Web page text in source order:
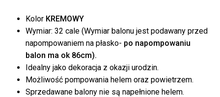
Kolor KREMOWY
Wymiar: 32 cale (Wymiar balonu jest podawany przed
napompowaniem na płasko- po napompowaniu
balon ma ok 86cm).
Idealny jako dekoracja z okazji urodzin.
Możliwość pompowania helem oraz powietrzem.
Sprzedawane balony nie są napełnione helem.